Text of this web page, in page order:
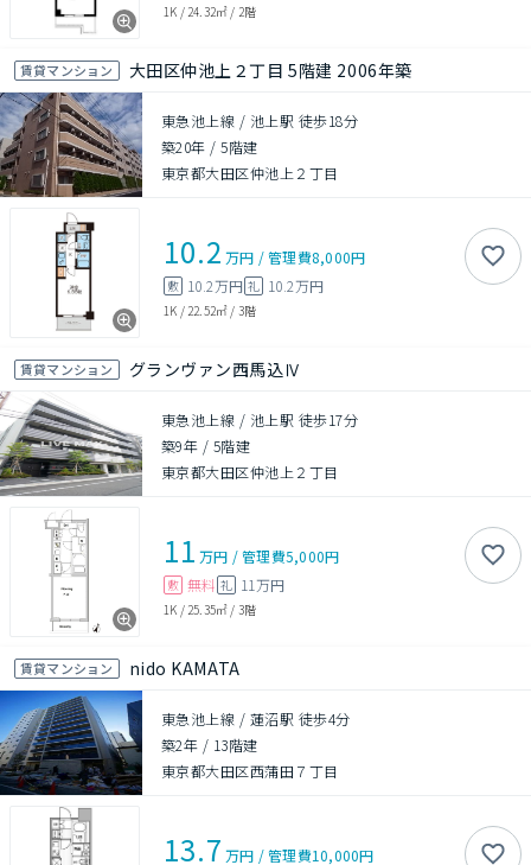
1K / 24.32㎡ / 2階
賃貸マンション 大田区仲池上２丁目 5階建 2006年築
東急池上線 / 池上駅 徒歩18分
築20年 /5階建
東京都大田区仲池上２丁目
10.2 万円 /管理費8,000円
敷 10.2万円 礼 10.2万円
1K / 22.52㎡ / 3階
賃貸マンション グランヴァン西馬込Ⅳ
東急池上線 / 池上駅 徒歩17分
築9年 / 5階建
東京都大田区仲池上２丁目
11 万円 /管理費5,000円
敷 無料 礼 11万円
1K / 25.35㎡ / 3階
賃貸マンション nido KAMATA
東急池上線 / 蓮沼駅 徒歩4分
築2年 / 13階建
東京都大田区西蒲田７丁目
13.7 万円 /管理費10,000円